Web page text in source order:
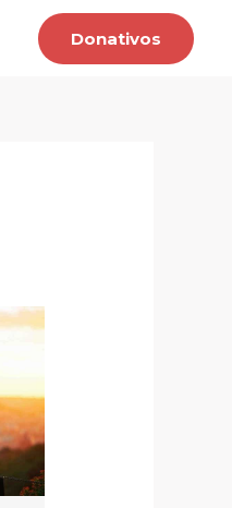
Donativos